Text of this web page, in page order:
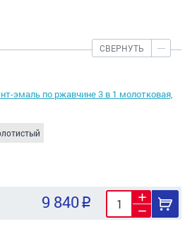
СВЕРНУТЬ
эмаль по ржавчине 3 в 1 молотковая,
9 840